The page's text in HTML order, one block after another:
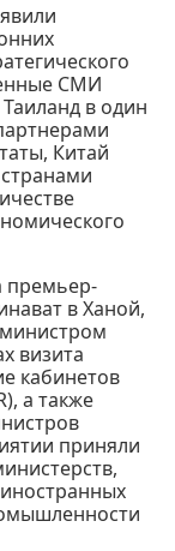
СМИ
в один
Китай
премьер-
в Ханой,
визита
кабинетов
а также
приняли